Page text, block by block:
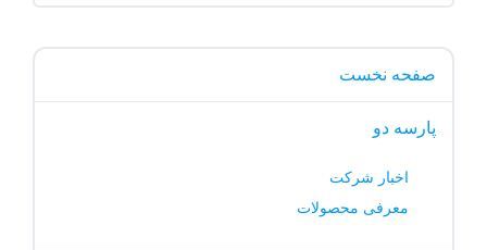
صفحه نخست
پارسه دو
اخبار شرکت
معرفی محصولات